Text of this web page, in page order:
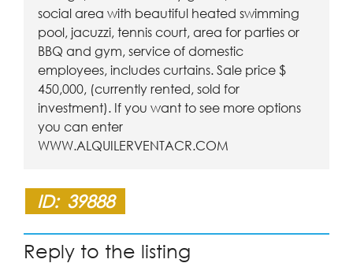
social area with beautiful heated swimming
pool, jacuzzi, tennis court, area for parties or
BBQ and gym, service of domestic
employees, includes curtains. Sale price $
450,000, (currently rented, sold for
investment). If you want to see more options
you can enter
WWW.ALQUILERVENTACR.COM
ID: 39888
Reply to the listing